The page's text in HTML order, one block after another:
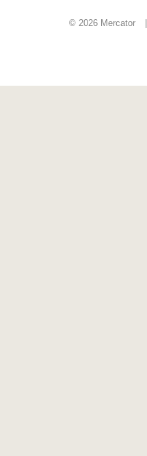
© 2026 Mercator